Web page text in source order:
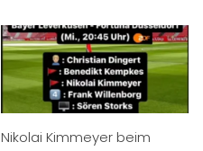
Nikolai Kimmeyer beim